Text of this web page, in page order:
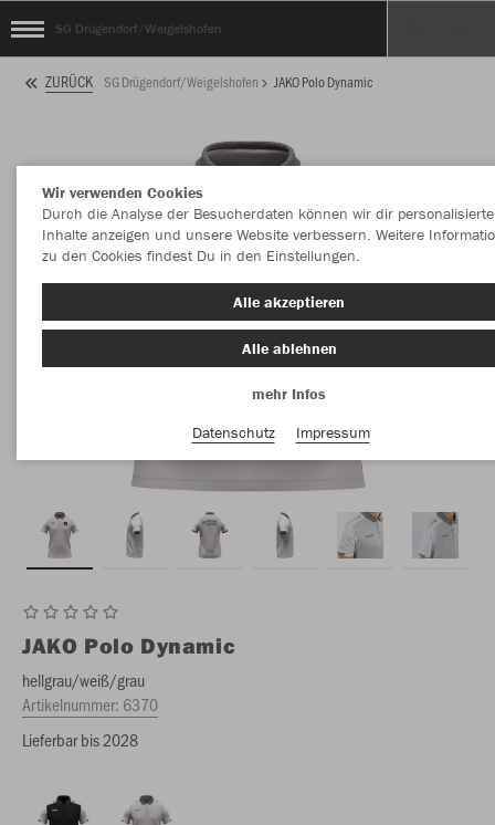
SG Drügendorf/Weigelshofen
ZURÜCK SG Drügendorf/Weigelshofen JAKO Polo Dynamic
JAKO Polo Dynamic
hellgrau/weiß/grau
Artikelnummer: 6370
Lieferbar bis 2028
Wir verwenden Cookies
Durch die Analyse der Besucherdaten können wir dir personalisierte
Inhalte anzeigen und unsere Website verbessern. Weitere
zu den Cookies findest Du in den Einstellungen.
Alle akzeptieren
Alle ablehnen
mehr Infos
Datenschutz
Impressum